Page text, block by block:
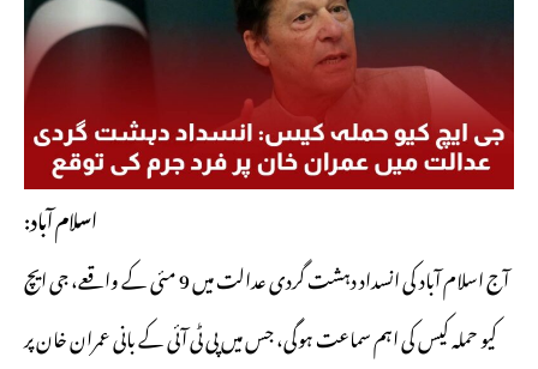
اسلام آباد:
آج اسلام آباد کی انسداد دہشت گردی عدالت میں 9 مئی کے واقعے، جی ایچ
کیو حملہ کیس کی اہم سماعت ہوگی، جس میں پی ٹی آئی کے بانی عمران خان پر